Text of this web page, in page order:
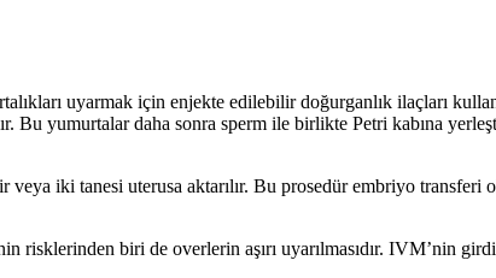
uyarmak için enjekte edilebilir doğurganlık ilaçları
Bu yumurtalar daha sonra sperm ile birlikte Petri kabına
iki tanesi uterusa aktarılır. Bu prosedür embriyo
biri de overlerin aşırı uyarılmasıdır. IVM’nin